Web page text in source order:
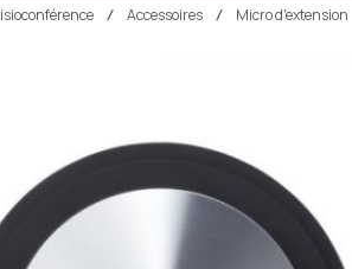
Accessoires Micro d'extension